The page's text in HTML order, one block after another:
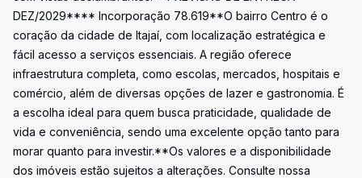
DEZ/2029**** Incorporação 78.619**O bairro Centro é o
coração da cidade de Itajaí, com localização estratégica e
fácil acesso a serviços essenciais. A região oferece
infraestrutura completa, como escolas, mercados, hospitais e
comércio, além de diversas opções de lazer e gastronomia. É
a escolha ideal para quem busca praticidade, qualidade de
vida e conveniência, sendo uma excelente opção tanto para
morar quanto para investir.**Os valores e a disponibilidade
dos imóveis estão sujeitos a alterações. Consulte nossa